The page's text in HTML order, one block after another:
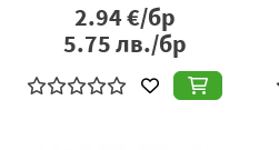
2.94€/бр
5.75лв./бр